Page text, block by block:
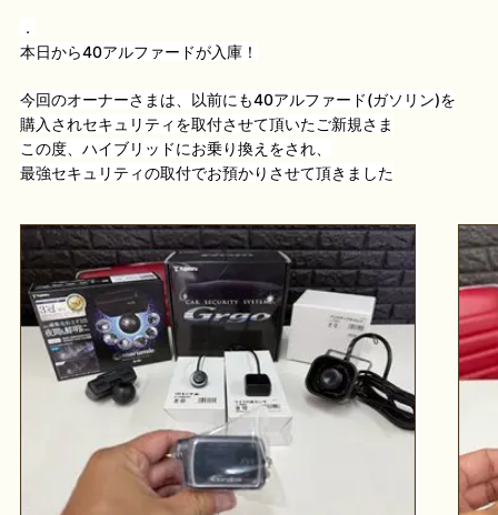
．
本日から40アルファードが入庫！
今回のオーナーさまは、以前にも40アルファード(ガソリン)を
購入されセキュリティを取付させて頂いたご新規さま
この度、ハイブリッドにお乗り換えをされ、
最強セキュリティの取付でお預かりさせて頂きました